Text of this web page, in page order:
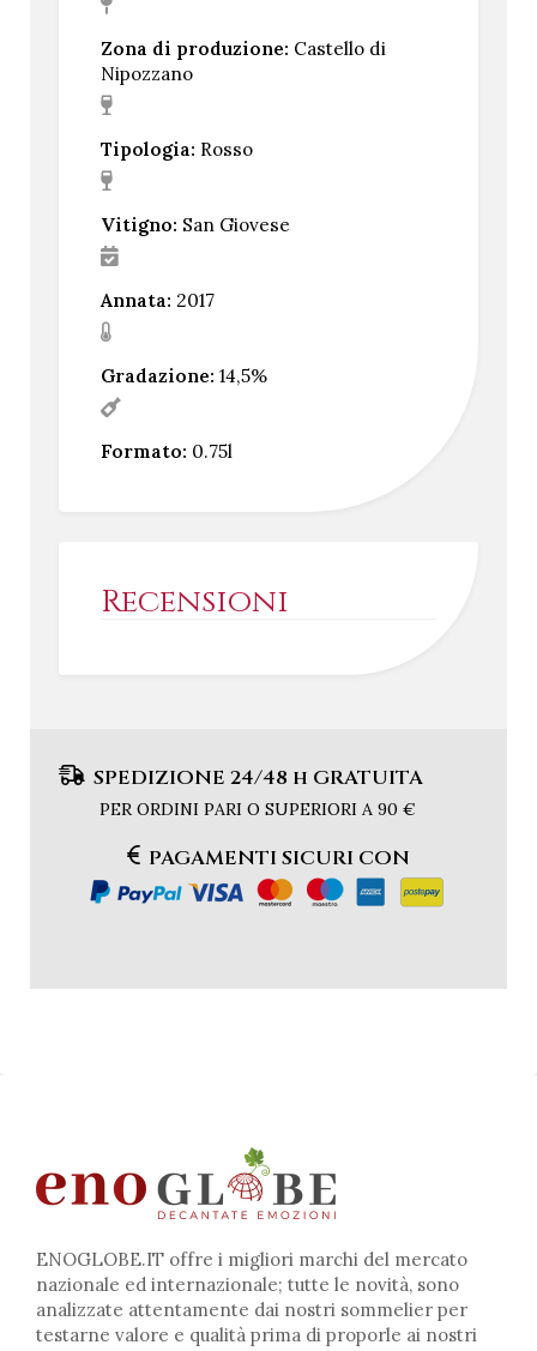
Zona di produzione: Castello di
Nipozzano
Tipologia: Rosso
Vitigno: San Giovese
Annata: 2017
Gradazione: 14,5%
Formato: 0.75l
Recensioni
SPEDIZIONE 24/48 h GRATUITA
PER ORDINI PARI O SUPERIORI A 90 €
PAGAMENTI SICURI CON
ENOGLOBE.IT offre i migliori marchi del mercato
nazionale ed internazionale; tutte le novità, sono
analizzate attentamente dai nostri sommelier per
testarne valore e qualità prima di proporle ai nostri